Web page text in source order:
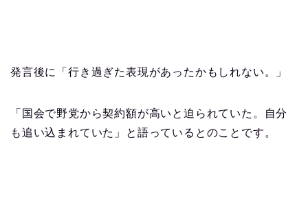
発言後に「行き過ぎた表現があったかもしれない。」
「国会で野党から契約額が高いと迫られていた。自分
も追い込まれていた」と語っているとのことです。